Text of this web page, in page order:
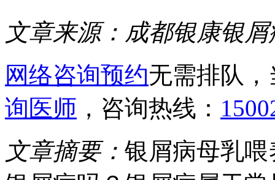
文章来源： 成都银康银
网络咨询预约无需排队
询医师 ，咨询热线：
文章摘要： 银屑病母乳